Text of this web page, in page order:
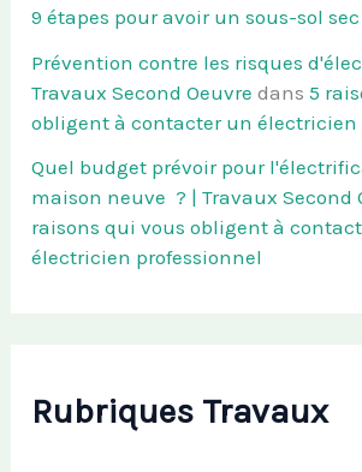
9 étapes pour avoir un sous-sol sec
Prévention contre les risques
Travaux Second Oeuvre dans5
obligent à contacter un électricien
Quel budget prévoir pour
maison neuve ? | Travaux Second
raisons qui vous obligent à
électricien professionnel
Rubriques Travaux